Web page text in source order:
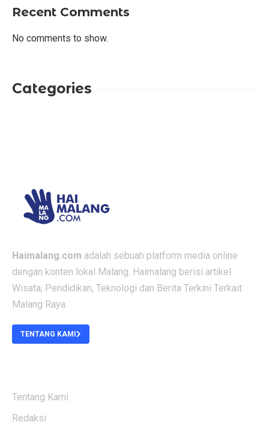
Recent Comments
No comments to show.
Categories
Haimalang.com adalah sebuah platform media online
dengan konten lokal Malang. Haimalang berisi artikel
Wisata, Pendidikan, Teknologi dan Berita Terkini Terkait
Malang Raya.
TENTANG KAMI
Tentang Kami
Redaksi